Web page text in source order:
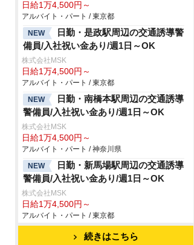
日給1万4,500円～
アルバイト・パート / 東京都
NEW
日勤・是政駅周辺の交通誘導警
備員/入社祝い金あり/週1日～OK
株式会社MSK
日給1万4,500円～
アルバイト・パート / 東京都
NEW
日勤・南橋本駅周辺の交通誘導
警備員/入社祝い金あり/週1日～OK
株式会社MSK
日給1万4,500円～
アルバイト・パート / 神奈川県
NEW
日勤・新馬場駅周辺の交通誘導
警備員/入社祝い金あり/週1日～OK
株式会社MSK
日給1万4,500円～
アルバイト・パート / 東京都
続きはこちら